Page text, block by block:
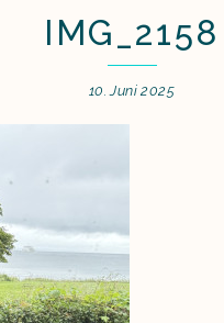
IMG_2158
10. Juni 2025